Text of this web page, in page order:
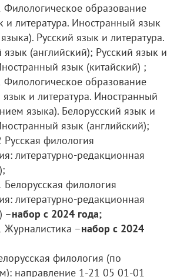
образование
и литература. Иностранный язык
Русский язык и литература.
(английский); Русский язык и
язык (китайский) ;
образование
язык и литература. Иностранный
языка). Белорусский язык и
язык (английский);
филология
литературно-редакционная
филология
литературно-редакционная
–набор с 2024 года;
–набор с 2024
филология (по
направление 1-21 05 01-01